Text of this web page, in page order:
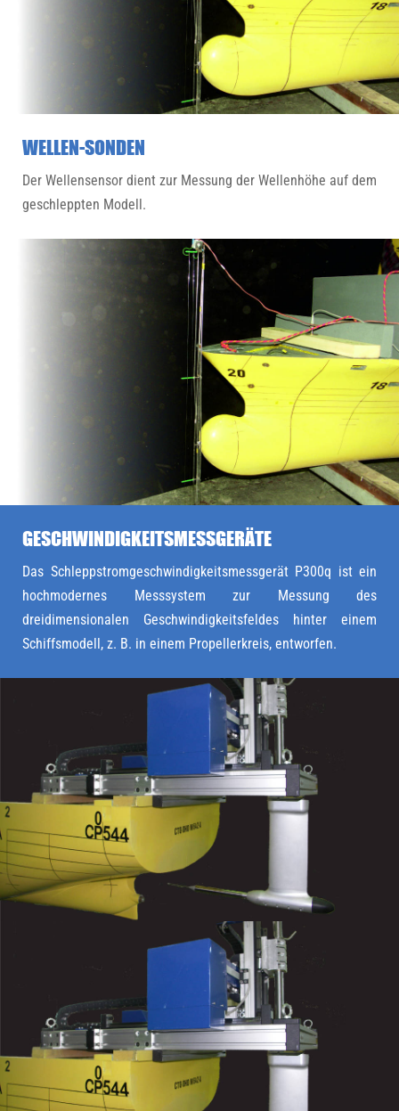
WELLEN-SONDEN
Der Wellensensor dient zur Messung der Wellenhöhe auf dem
geschleppten Modell.
GESCHWINDIGKEITSMESSGERÄTE
Das Schleppstromgeschwindigkeitsmessgerät P300q ist ein
hochmodernes Messsystem zur Messung des
dreidimensionalen Geschwindigkeitsfeldes hinter einem
Schiffsmodell, z. B. in einem Propellerkreis, entworfen.